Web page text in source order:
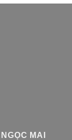
MAI